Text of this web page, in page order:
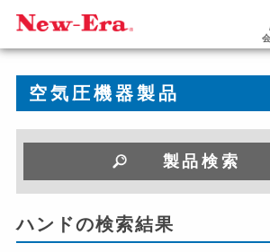
空気圧機器製品
製品検索
ハンドの検索結果